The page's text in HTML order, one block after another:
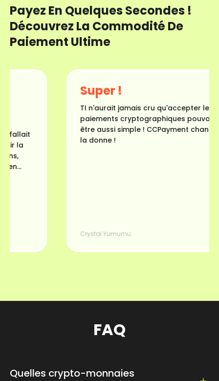
Payez En Quelques Secondes !
Découvrez La Commodité De
Paiement Ultime
la
Super !
TI n'aurait jamais cru qu'accepter les
paiements cryptographiques pouvait
être aussi simple ! CCPayment change
la donne !
Crystal Yumumu
FAQ
Quelles crypto-monnaies